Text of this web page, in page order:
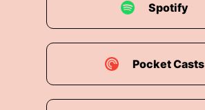
Spotify
Pocket Casts